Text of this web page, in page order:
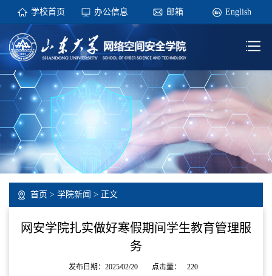
学校首页 办公信息 邮箱 English
首页 > 学院新闻 > 正文
网安学院扎实做好寒假期间学生教育管理服
务
发布日期：2025/02/20 点击量： 220